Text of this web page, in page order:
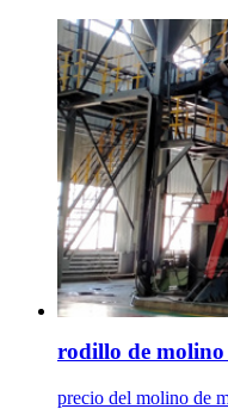
rodillo de molino
precio del molino de